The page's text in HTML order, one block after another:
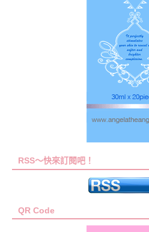
RSS～快來訂閱吧！
QR Code